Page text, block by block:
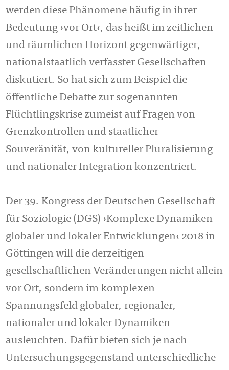
werden diese Phänomene häufig in ihrer
Bedeutung ›vor Ort‹, das heißt im zeitlichen
und räumlichen Horizont gegenwärtiger,
nationalstaatlich verfasster Gesellschaften
diskutiert. So hat sich zum Beispiel die
öffentliche Debatte zur sogenannten
Flüchtlingskrise zumeist auf Fragen von
Grenzkontrollen und staatlicher
Souveränität, von kultureller Pluralisierung
und nationaler Integration konzentriert.
Der 39. Kongress der Deutschen Gesellschaft
für Soziologie (DGS) ›Komplexe Dynamiken
globaler und lokaler Entwicklungen‹ 2018 in
Göttingen will die derzeitigen
gesellschaftlichen Veränderungen nicht allein
vor Ort, sondern im komplexen
Spannungsfeld globaler, regionaler,
nationaler und lokaler Dynamiken
ausleuchten. Dafür bieten sich je nach
Untersuchungsgegenstand unterschiedliche